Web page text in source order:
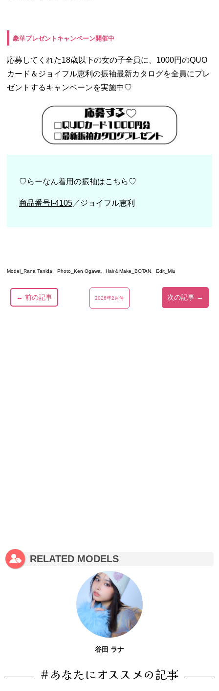
豪華プレゼントキャンペーン開催中
応募してくれた18歳以下の女の子全員に、1000円のQUO
カード＆ジョイフル恵利の振袖最新カタログを全員にプレ
ゼントするキャンペーンを実施中♡
♡らーなん着用の振袖はこちら♡
商品番号I-4105／ジョイフル恵利
Model_Rana Tanida、Photo_Ken Ogawa、Hair＆Make_BOTAN、Edit_Miu
← 前の記事 2026年2月号 次の記事 →
RELATED MODELS
谷田 ラナ
#あなたにオススメの記事